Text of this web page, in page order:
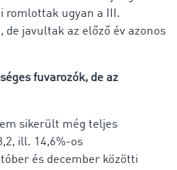
romlottak ugyan a III.
de javultak az előző év azonos
fuvarozók, de az
sikerült még teljes
ill. 14,6%-os
és december közötti